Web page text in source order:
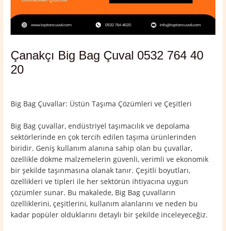
Çanakçı Big Bag Çuval 0532 764 40
20
Big Bag Çuvallar: Üstün Taşıma Çözümleri ve Çeşitleri
Big Bag çuvallar, endüstriyel taşımacılık ve depolama
sektörlerinde en çok tercih edilen taşıma ürünlerinden
biridir. Geniş kullanım alanına sahip olan bu çuvallar,
özellikle dökme malzemelerin güvenli, verimli ve ekonomik
bir şekilde taşınmasına olanak tanır. Çeşitli boyutları,
özellikleri ve tipleri ile her sektörün ihtiyacına uygun
çözümler sunar. Bu makalede, Big Bag çuvalların
özelliklerini, çeşitlerini, kullanım alanlarını ve neden bu
kadar popüler olduklarını detaylı bir şekilde inceleyeceğiz.